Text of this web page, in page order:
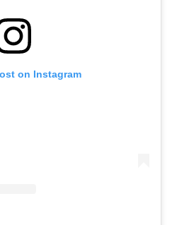
on Instagram